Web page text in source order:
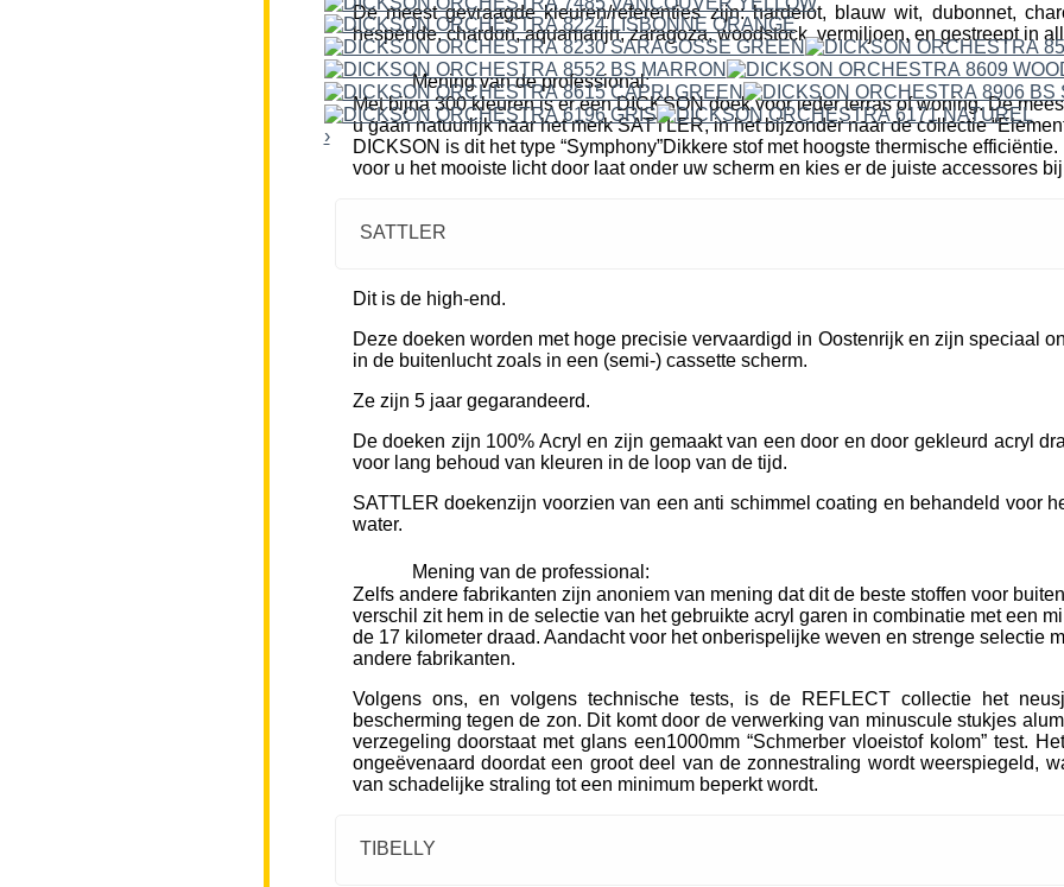
›
De meest gevraagde kleuren/referenties zijn: hardelot, blauw wit, dubonnet,
hesperide, chardon, aquamarijn, zaragoza, woodstock, vermiljoen, en gestreept in
Mening van de professional:
Met bijna 300 kleuren is er een DICKSON doek voor ieder terras of woning. De
u gaan natuurlijk naar het merk SATTLER, in het bijzonder naar de collectie
DICKSON is dit het type “Symphony”Dikkere stof met hoogste thermische
voor u het mooiste licht door laat onder uw scherm en kies er de juiste accessores
SATTLER
Dit is de high-end.
Deze doeken worden met hoge precisie vervaardigd in Oostenrijk en zijn speciaal
in de buitenlucht zoals in een (semi-) cassette scherm.
Ze zijn 5 jaar gegarandeerd.
De doeken zijn 100% Acryl en zijn gemaakt van een door en door gekleurd acryl
voor lang behoud van kleuren in de loop van de tijd.
SATTLER doekenzijn voorzien van een anti schimmel coating en behandeld voor
water.
Mening van de professional:
Zelfs andere fabrikanten zijn anoniem van mening dat dit de beste stoffen voor
verschil zit hem in de selectie van het gebruikte acryl garen in combinatie met een
de 17 kilometer draad. Aandacht voor het onberispelijke weven en strenge selectie
andere fabrikanten.
Volgens ons, en volgens technische tests, is de REFLECT collectie het
bescherming tegen de zon. Dit komt door de verwerking van minuscule stukjes
verzegeling doorstaat met glans een1000mm “Schmerber vloeistof kolom” test.
ongeëvenaard doordat een groot deel van de zonnestraling wordt weerspiegeld,
van schadelijke straling tot een minimum beperkt wordt.
TIBELLY